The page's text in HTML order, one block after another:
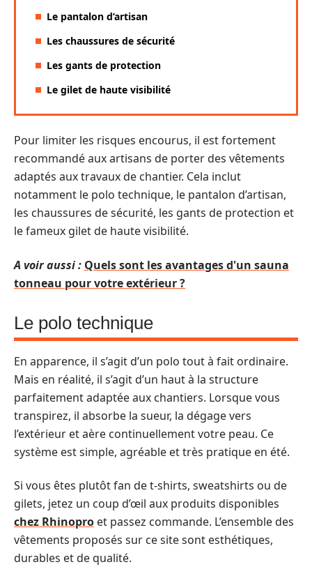
Le pantalon d’artisan
Les chaussures de sécurité
Les gants de protection
Le gilet de haute visibilité
Pour limiter les risques encourus, il est fortement
recommandé aux artisans de porter des vêtements
adaptés aux travaux de chantier. Cela inclut
notamment le polo technique, le pantalon d’artisan,
les chaussures de sécurité, les gants de protection et
le fameux gilet de haute visibilité.
A voir aussi : Quels sont les avantages d'un sauna
tonneau pour votre extérieur ?
Le polo technique
En apparence, il s’agit d’un polo tout à fait ordinaire.
Mais en réalité, il s’agit d’un haut à la structure
parfaitement adaptée aux chantiers. Lorsque vous
transpirez, il absorbe la sueur, la dégage vers
l’extérieur et aère continuellement votre peau. Ce
système est simple, agréable et très pratique en été.
Si vous êtes plutôt fan de t-shirts, sweatshirts ou de
gilets, jetez un coup d’œil aux produits disponibles
chez Rhinopro et passez commande. L’ensemble des
vêtements proposés sur ce site sont esthétiques,
durables et de qualité.